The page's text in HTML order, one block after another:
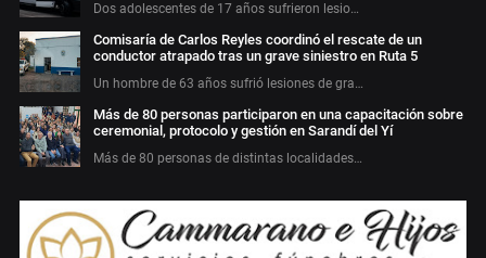
Dos adolescentes de 17 años sufrieron lesio…
Comisaría de Carlos Reyles coordinó el rescate de un
conductor atrapado tras un grave siniestro en Ruta 5
Un hombre de 63 años sufrió lesiones de gra…
Más de 80 personas participaron en una capacitación sobre
ceremonial, protocolo y gestión en Sarandí del Yí
Más de 80 personas de distintas localidades…